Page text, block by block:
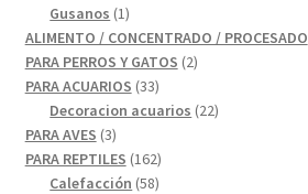
Gusanos 11
producto
ALIMENTO / CONCENTRADO / PROCESADO
PARA PERROS Y GATOS 22
PARA ACUARIOS 3333
productos
Decoracion acuarios 2222
PARA AVES 33
productos
PARA REPTILES 162162
productos
Calefacción 5858